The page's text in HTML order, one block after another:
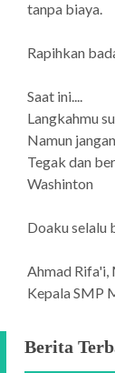
tanpa biaya.
Rapihkan
Saat ini....
Langkahmu
Namun
Tegak dan
Washinton
Doaku selalu
Ahmad Rifa'i,
Kepala SMP
Berita